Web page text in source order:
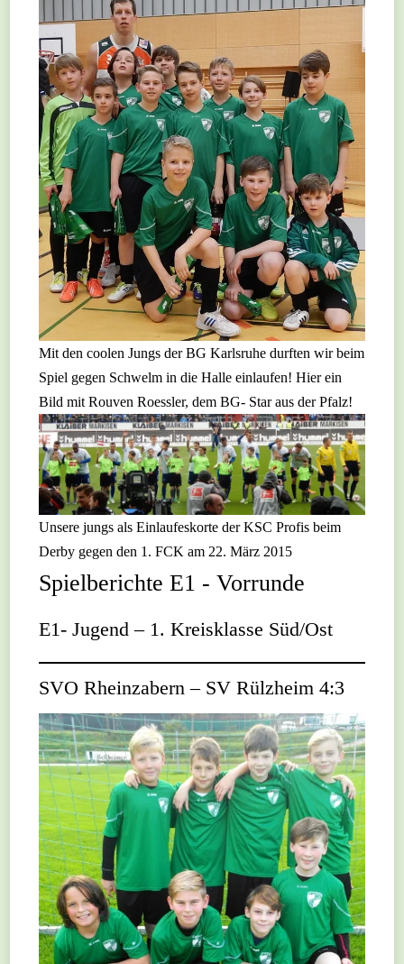
Mit den coolen Jungs der BG Karlsruhe durften wir beim
Spiel gegen Schwelm in die Halle einlaufen! Hier ein
Bild mit Rouven Roessler, dem BG- Star aus der Pfalz!
Unsere jungs als Einlaufeskorte der KSC Profis beim
Derby gegen den 1. FCK am 22. März 2015
Spielberichte E1 - Vorrunde
E1- Jugend – 1. Kreisklasse Süd/Ost
SVO Rheinzabern – SV Rülzheim 4:3